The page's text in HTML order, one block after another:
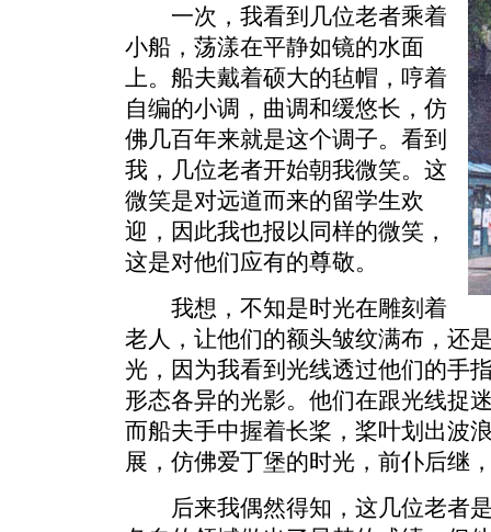
一次，我看到几位老者乘着
小船，荡漾在平静如镜的水面
上。船夫戴着硕大的毡帽，哼着
自编的小调，曲调和缓悠长，仿
佛几百年来就是这个调子。看到
我，几位老者开始朝我微笑。这
微笑是对远道而来的留学生欢
迎，因此我也报以同样的微笑，
这是对他们应有的尊敬。
我想，不知是时光在雕刻着
老人，让他们的额头皱纹满布，还
光，因为我看到光线透过他们的手
形态各异的光影。他们在跟光线捉
而船夫手中握着长桨，桨叶划出波
展，仿佛爱丁堡的时光，前仆后继
后来我偶然得知，这几位老者是